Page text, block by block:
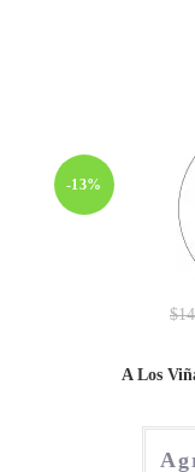
-13%
$
A Los